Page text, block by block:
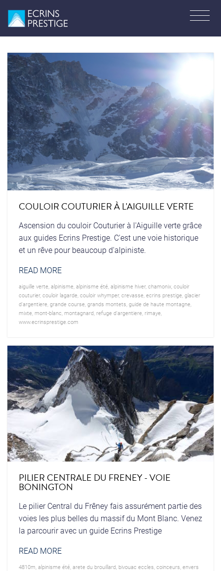
COULOIR COUTURIER À L'AIGUILLE VERTE
Ascension du couloir Couturier à l'Aiguille verte grâce
aux guides Ecrins Prestige. C'est une voie historique
et un rêve pour beaucoup d'alpiniste.
READ MORE
aiguille verte, alpinisme, alpinisme été, alpinisme hiver, chamonix, couloir
couturier, couloir lagarde, couloir whymper, crevasse, ecrins prestige, glacier
d'argentiere, grande course, grands montets guide de haute montagne,
mixte, mont-blanc montagnard, refuge d'argentiere, rimaye,
www.ecrinsprestige.com
PILIER CENTRALE DU FRENEY - VOIE
BONINGTON
Le pilier Central du Frêney fais assurément partie des
voies les plus belles du massif du Mont Blanc. Venez
la parcourir avec un guide Ecrins Prestige
READ MORE
4810m alpinisme été, arete du brouillard, bivouac eccles coinceurs envers